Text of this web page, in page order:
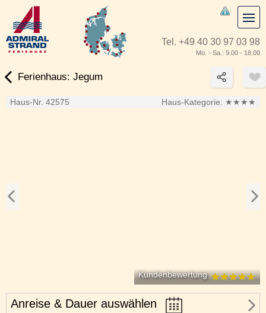
Tel. +49 40 30 97 03 98
Mo. - Sa.: 9.00 - 18.00
Ferienhaus: Jegum
Haus-Nr. 42575 Haus-Kategorie: ★★★★
Kundenbewertung
Anreise & Dauer auswählen